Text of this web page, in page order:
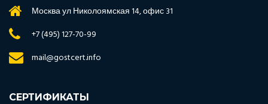
Москва ул Николоямская 14, офис 31
+7 (495) 127-70-99
mail@gostcert.info
СЕРТИФИКАТЫ